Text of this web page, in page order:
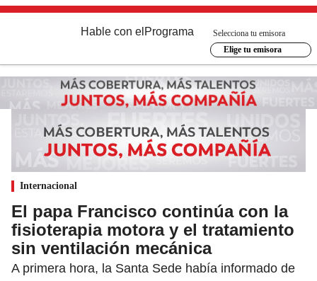
Hable con el Programa
Selecciona tu emisora
Elige tu emisora
Internacional
El papa Francisco continúa con la
fisioterapia motora y el tratamiento
sin ventilación mecánica
A primera hora, la Santa Sede había informado de